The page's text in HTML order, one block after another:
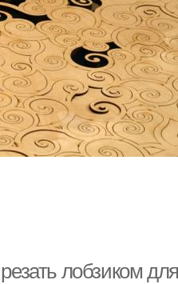
лобзиком